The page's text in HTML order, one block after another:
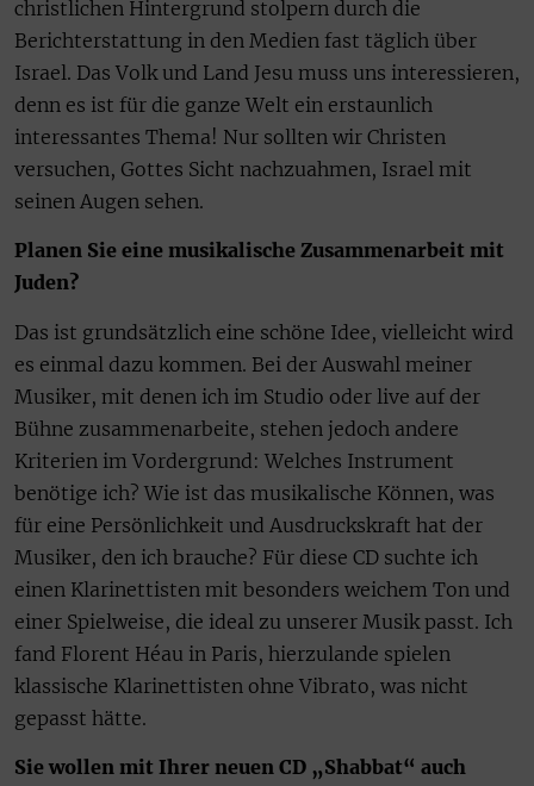
christlichen Hintergrund stolpern durch die
Berichterstattung in den Medien fast täglich über
Israel. Das Volk und Land Jesu muss uns interessieren,
denn es ist für die ganze Welt ein erstaunlich
interessantes Thema! Nur sollten wir Christen
versuchen, Gottes Sicht nachzuahmen, Israel mit
seinen Augen sehen.
Planen Sie eine musikalische Zusammenarbeit mit
Juden?
Das ist grundsätzlich eine schöne Idee, vielleicht wird
es einmal dazu kommen. Bei der Auswahl meiner
Musiker, mit denen ich im Studio oder live auf der
Bühne zusammenarbeite, stehen jedoch andere
Kriterien im Vordergrund: Welches Instrument
benötige ich? Wie ist das musikalische Können, was
für eine Persönlichkeit und Ausdruckskraft hat der
Musiker, den ich brauche? Für diese CD suchte ich
einen Klarinettisten mit besonders weichem Ton und
einer Spielweise, die ideal zu unserer Musik passt. Ich
fand Florent Héau in Paris, hierzulande spielen
klassische Klarinettisten ohne Vibrato, was nicht
gepasst hätte.
Sie wollen mit Ihrer neuen CD „Shabbat“ auch